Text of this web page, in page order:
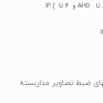
– به عنوان مثال 7808m 12 کانال دارد 8 تا AHD و 4 تا IP (
ضبط تصاویر مداربسته